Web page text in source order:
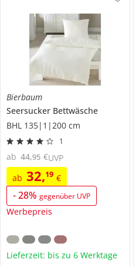
Bierbaum
Seersucker Bettwäsche
BHL 135|1|200 cm
1
ab 32,19 €
-28% gegenüber UVP
Werbepreis
ab 44,95 €UVP
Lieferzeit: bis zu 6 Werktage